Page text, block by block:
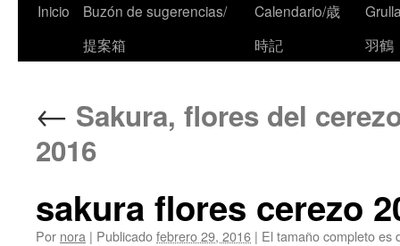
Inicio
Buzón de sugerencias/
提案箱
Calendario/歳
時記
羽鶴
← Sakura, flores del
2016
sakura flores cerezo
Por nora | Publicadofebrero 29, 2016 | El tamaño completo es